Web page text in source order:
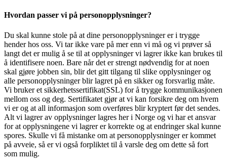
Hvordan passer vi på personopplysninger?
Du skal kunne stole på at dine personopplysninger er i trygge
hender hos oss. Vi tar ikke vare på mer enn vi må og vi prøver så
langt det er mulig å se til at opplysninger vi lagrer ikke kan brukes til
å identifisere noen. Bare når det er strengt nødvendig for at noen
skal gjøre jobben sin, blir det gitt tilgang til slike opplysninger og
alle personopplysninger blir lagret på en sikker og forsvarlig måte.
Vi bruker et sikkerhetssertifikat(SSL) for å trygge kommunikasjonen
mellom oss og deg. Sertifikatet gjør at vi kan forsikre deg om hvem
vi er og at all informasjon som overføres blir kryptert før det sendes.
Alt vi lagrer av opplysninger lagres her i Norge og vi har et ansvar
for at opplysningene vi lagrer er korrekte og at endringer skal kunne
spores. Skulle vi få mistanke om at personopplysninger er kommet
på avveie, så er vi også forpliktet til å varsle deg om dette så fort
som mulig.